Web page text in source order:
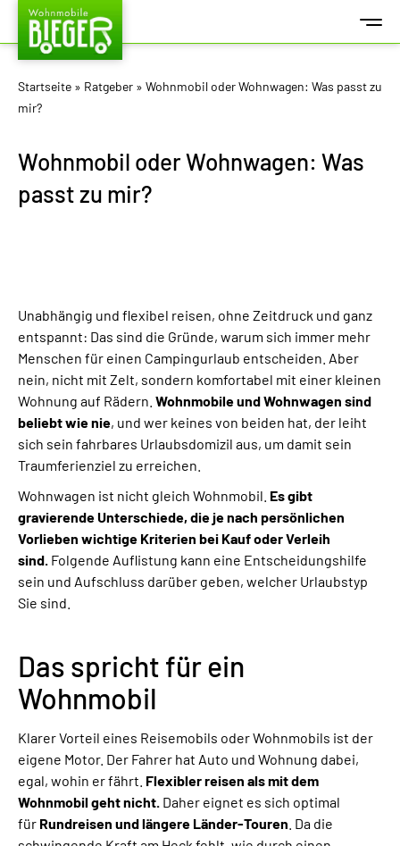
Startseite » Ratgeber » Wohnmobil oder Wohnwagen: Was passt zu
mir?
Wohnmobil oder Wohnwagen: Was
passt zu mir?
Unabhängig und flexibel reisen, ohne Zeitdruck und ganz
entspannt: Das sind die Gründe, warum sich immer mehr
Menschen für einen Campingurlaub entscheiden. Aber
nein, nicht mit Zelt, sondern komfortabel mit einer kleinen
Wohnung auf Rädern. Wohnmobile und Wohnwagen sind
beliebt wie nie, und wer keines von beiden hat, der leiht
sich sein fahrbares Urlaubsdomizil aus, um damit sein
Traumferienziel zu erreichen.
Wohnwagen ist nicht gleich Wohnmobil. Es gibt
gravierende Unterschiede, die je nach persönlichen
Vorlieben wichtige Kriterien bei Kauf oder Verleih
sind. Folgende Auflistung kann eine Entscheidungshilfe
sein und Aufschluss darüber geben, welcher Urlaubstyp
Sie sind.
Das spricht für ein
Wohnmobil
Klarer Vorteil eines Reisemobils oder Wohnmobils ist der
eigene Motor. Der Fahrer hat Auto und Wohnung dabei,
egal, wohin er fährt. Flexibler reisen als mit dem
Wohnmobil geht nicht. Daher eignet es sich optimal
für Rundreisen und längere Länder-Touren . Da die